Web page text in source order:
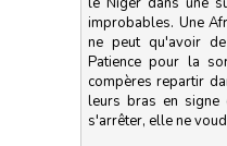
improbables. Une
ne peut qu'avoir
Patience pour la
compères repartir
leurs bras en signe
s'arrêter, elle ne